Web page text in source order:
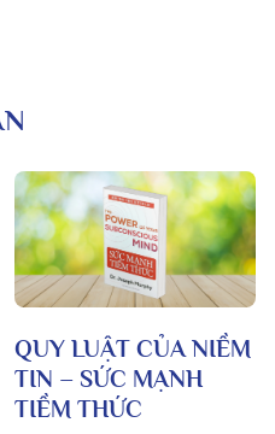
QUY LUẬT CỦA NIỀM
TIN – SỨC MẠNH
TIỀM THỨC